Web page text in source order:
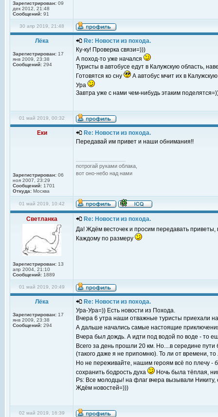
Зарегистрирован: 09
дек 2012, 21:48
Сообщений: 91
30 апр 2019, 21:48
Лёка
Зарегистрирован: 17
янв 2009, 23:38
Сообщений: 294
Re: Новости из похода.
Ку-ку! Проверка связи=)))
А поход-то уже начался
Туристы в автобусе едут в Калужскую область,
Готовятся ко сну
А автобус мчит их в
Ура
Завтра уже с нами чем-нибудь этаким
01 май 2019, 00:32
Еки
Зарегистрирован: 06
ноя 2007, 23:29
Сообщений: 1701
Откуда: Москва
Re: Новости из похода.
Передавай им привет и наши обнимания!!
потрогай руками облака,
вот оно-небо над нами
01 май 2019, 10:42
Светланка
Зарегистрирован: 13
апр 2004, 21:10
Сообщений: 1889
Re: Новости из похода.
Да! Ждём весточек и просим передавать
Каждому по размеру
01 май 2019, 20:49
Лёка
Зарегистрирован: 17
янв 2009, 23:38
Сообщений: 294
Re: Новости из похода.
Ура-Ура=)) Есть новости из Похода.
Вчера 6 утра наши отважные туристы приехали
А дальше начались самые настоящие
Вчера был дождь. А идти под водой по воде - то
Всего за день прошли 20 км. Но....в середине
(такого даже я не припомню). То ли от времени,
Но не переживайте, нашим героям всё по плечу -
сохранить бодрость духа
Ночь была тёплая,
Ps: Все молодцы! на флаг вчера вызывали Никиту,
Ждём новостей=)))
02 май 2019, 16:39